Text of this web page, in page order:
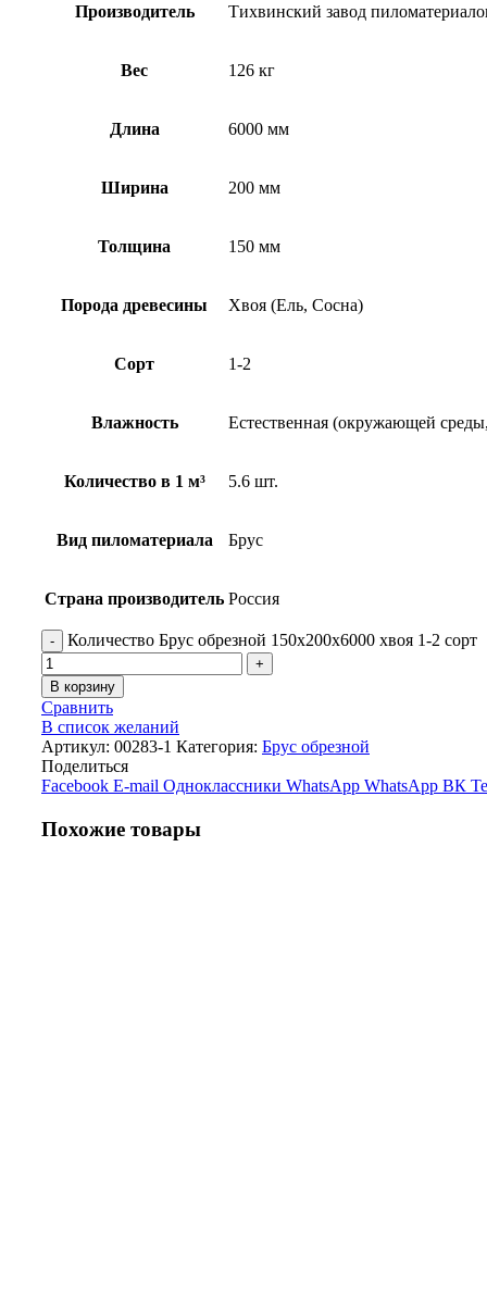
Производитель Тихвинский завод
Вес 126 кг
Длина 6000 мм
Ширина 200 мм
Толщина 150 мм
Порода древесины Хвоя (Ель, Сосна)
Сорт 1-2
Влажность Естественная (окружающей
Количество в 1 м³ 5.6 шт.
Вид пиломатериала Брус
Страна производитель Россия
Количество Брус обрезной 150х200х6000 хвоя 1-2 сорт
В корзину
Сравнить
В список желаний
Артикул: 00283-1 Категория: Брус обрезной
Поделиться
Facebook E-mail Одноклассники WhatsApp WhatsApp ВК
Похожие товары